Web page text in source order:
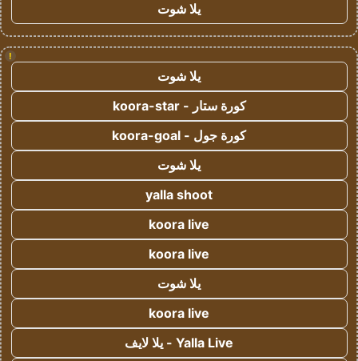
يلا شوت
!
يلا شوت
كورة ستار - koora-star
كورة جول - koora-goal
يلا شوت
yalla shoot
koora live
koora live
يلا شوت
koora live
Yalla Live - يلا لايف